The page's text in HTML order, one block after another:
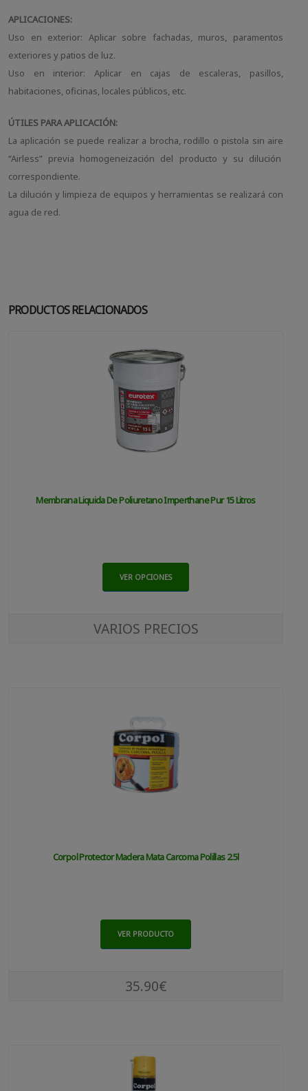
APLICACIONES:
Uso en exterior: Aplicar sobre fachadas, muros, paramentos
exteriores y patios de luz.
Uso en interior: Aplicar en cajas de escaleras, pasillos,
habitaciones, oficinas, locales públicos, etc.
ÚTILES PARA APLICACIÓN:
La aplicación se puede realizar a brocha, rodillo o pistola sin aire
“Airless” previa homogeneización del producto y su dilución
correspondiente.
La dilución y limpieza de equipos y herramientas se realizará con
agua de red.
PRODUCTOS RELACIONADOS
Membrana Liquida De Poliuretano Imperthane Pur 15 Litros
VER OPCIONES
VARIOS PRECIOS
Corpol Protector Madera Mata Carcoma Polillas 2.5l
VER PRODUCTO
35.90€